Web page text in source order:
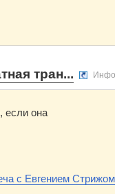
тран...
если она
с Евгением Стрижом